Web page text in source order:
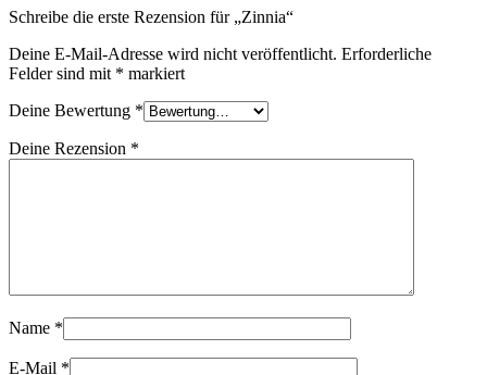
Schreibe die erste Rezension für „Zinnia“
Deine E-Mail-Adresse wird nicht veröffentlicht. Erforderliche
Felder sind mit * markiert
Deine Bewertung *
Deine Rezension *
Name *
E-Mail *